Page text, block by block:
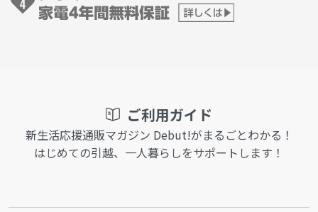
ご利用ガイド
新生活応援通販マガジン Debut!がまるごとわかる！
はじめての引越、一人暮らしをサポートします！